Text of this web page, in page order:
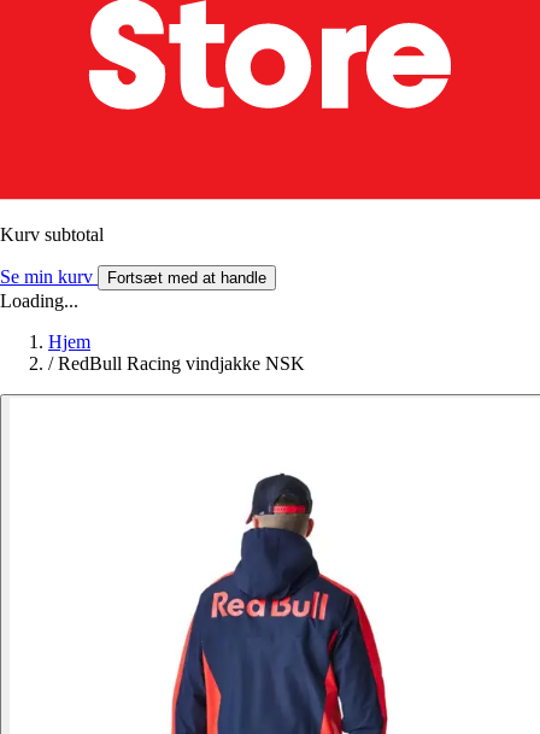
Kurv subtotal
Se min kurv Fortsæt med at handle
Loading...
Hjem
/ RedBull Racing vindjakke NSK